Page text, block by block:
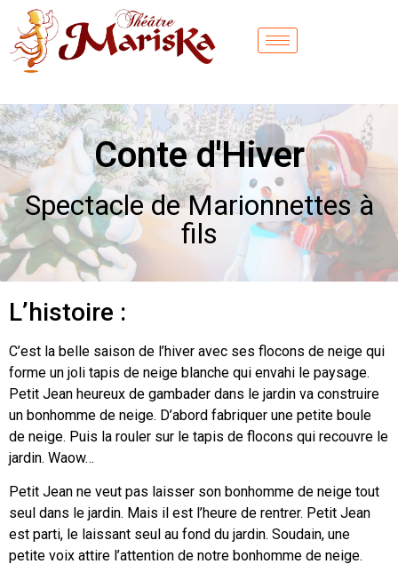
Conte d'Hiver
Spectacle de Marionnettes à
fils
L’histoire :
C’est la belle saison de l’hiver avec ses flocons de neige qui
forme un joli tapis de neige blanche qui envahi le paysage.
Petit Jean heureux de gambader dans le jardin va construire
un bonhomme de neige. D’abord fabriquer une petite boule
de neige. Puis la rouler sur le tapis de flocons qui recouvre le
jardin. Waow…
Petit Jean ne veut pas laisser son bonhomme de neige tout
seul dans le jardin. Mais il est l’heure de rentrer. Petit Jean
est parti, le laissant seul au fond du jardin. Soudain, une
petite voix attire l’attention de notre bonhomme de neige.